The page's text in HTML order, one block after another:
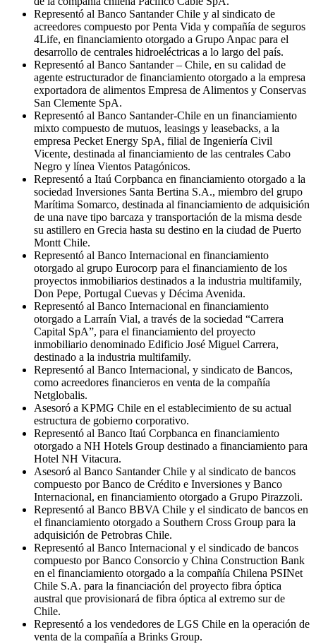
Representó al Banco Santander Chile y al sindicato de
acreedores compuesto por Penta Vida y compañía de seguros
4Life, en financiamiento otorgado a Grupo Anpac para el
desarrollo de centrales hidroeléctricas a lo largo del país.
Representó al Banco Santander – Chile, en su calidad de
agente estructurador de financiamiento otorgado a la empresa
exportadora de alimentos Empresa de Alimentos y Conservas
San Clemente SpA.
Representó al Banco Santander-Chile en un financiamiento
mixto compuesto de mutuos, leasings y leasebacks, a la
empresa Pecket Energy SpA, filial de Ingeniería Civil
Vicente, destinada al financiamiento de las centrales Cabo
Negro y línea Vientos Patagónicos.
Representó a Itaú Corpbanca en financiamiento otorgado a la
sociedad Inversiones Santa Bertina S.A., miembro del grupo
Marítima Somarco, destinada al financiamiento de adquisición
de una nave tipo barcaza y transportación de la misma desde
su astillero en Grecia hasta su destino en la ciudad de Puerto
Montt Chile.
Representó al Banco Internacional en financiamiento
otorgado al grupo Eurocorp para el financiamiento de los
proyectos inmobiliarios destinados a la industria multifamily,
Don Pepe, Portugal Cuevas y Décima Avenida.
Representó al Banco Internacional en financiamiento
otorgado a Larraín Vial, a través de la sociedad “Carrera
Capital SpA”, para el financiamiento del proyecto
inmobiliario denominado Edificio José Miguel Carrera,
destinado a la industria multifamily.
Representó al Banco Internacional, y sindicato de Bancos,
como acreedores financieros en venta de la compañía
Netglobalis.
Asesoró a KPMG Chile en el establecimiento de su actual
estructura de gobierno corporativo.
Representó al Banco Itaú Corpbanca en financiamiento
otorgado a NH Hotels Group destinado a financiamiento para
Hotel NH Vitacura.
Asesoró al Banco Santander Chile y al sindicato de bancos
compuesto por Banco de Crédito e Inversiones y Banco
Internacional, en financiamiento otorgado a Grupo Pirazzoli.
Representó al Banco BBVA Chile y el sindicato de bancos en
el financiamiento otorgado a Southern Cross Group para la
adquisición de Petrobras Chile.
Representó al Banco Internacional y el sindicado de bancos
compuesto por Banco Consorcio y China Construction Bank
en el financiamiento otorgado a la compañía Chilena PSINet
Chile S.A. para la financiación del proyecto fibra óptica
austral que provisionará de fibra óptica al extremo sur de
Chile.
Representó a los vendedores de LGS Chile en la operación de
venta de la compañía a Brinks Group.